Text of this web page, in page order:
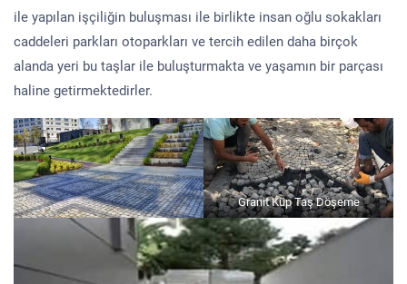
ile yapılan işçiliğin buluşması ile birlikte insan oğlu sokakları
caddeleri parkları otoparkları ve tercih edilen daha birçok
alanda yeri bu taşlar ile buluşturmakta ve yaşamın bir parçası
haline getirmektedirler.
Granit Küp Taş Döşeme